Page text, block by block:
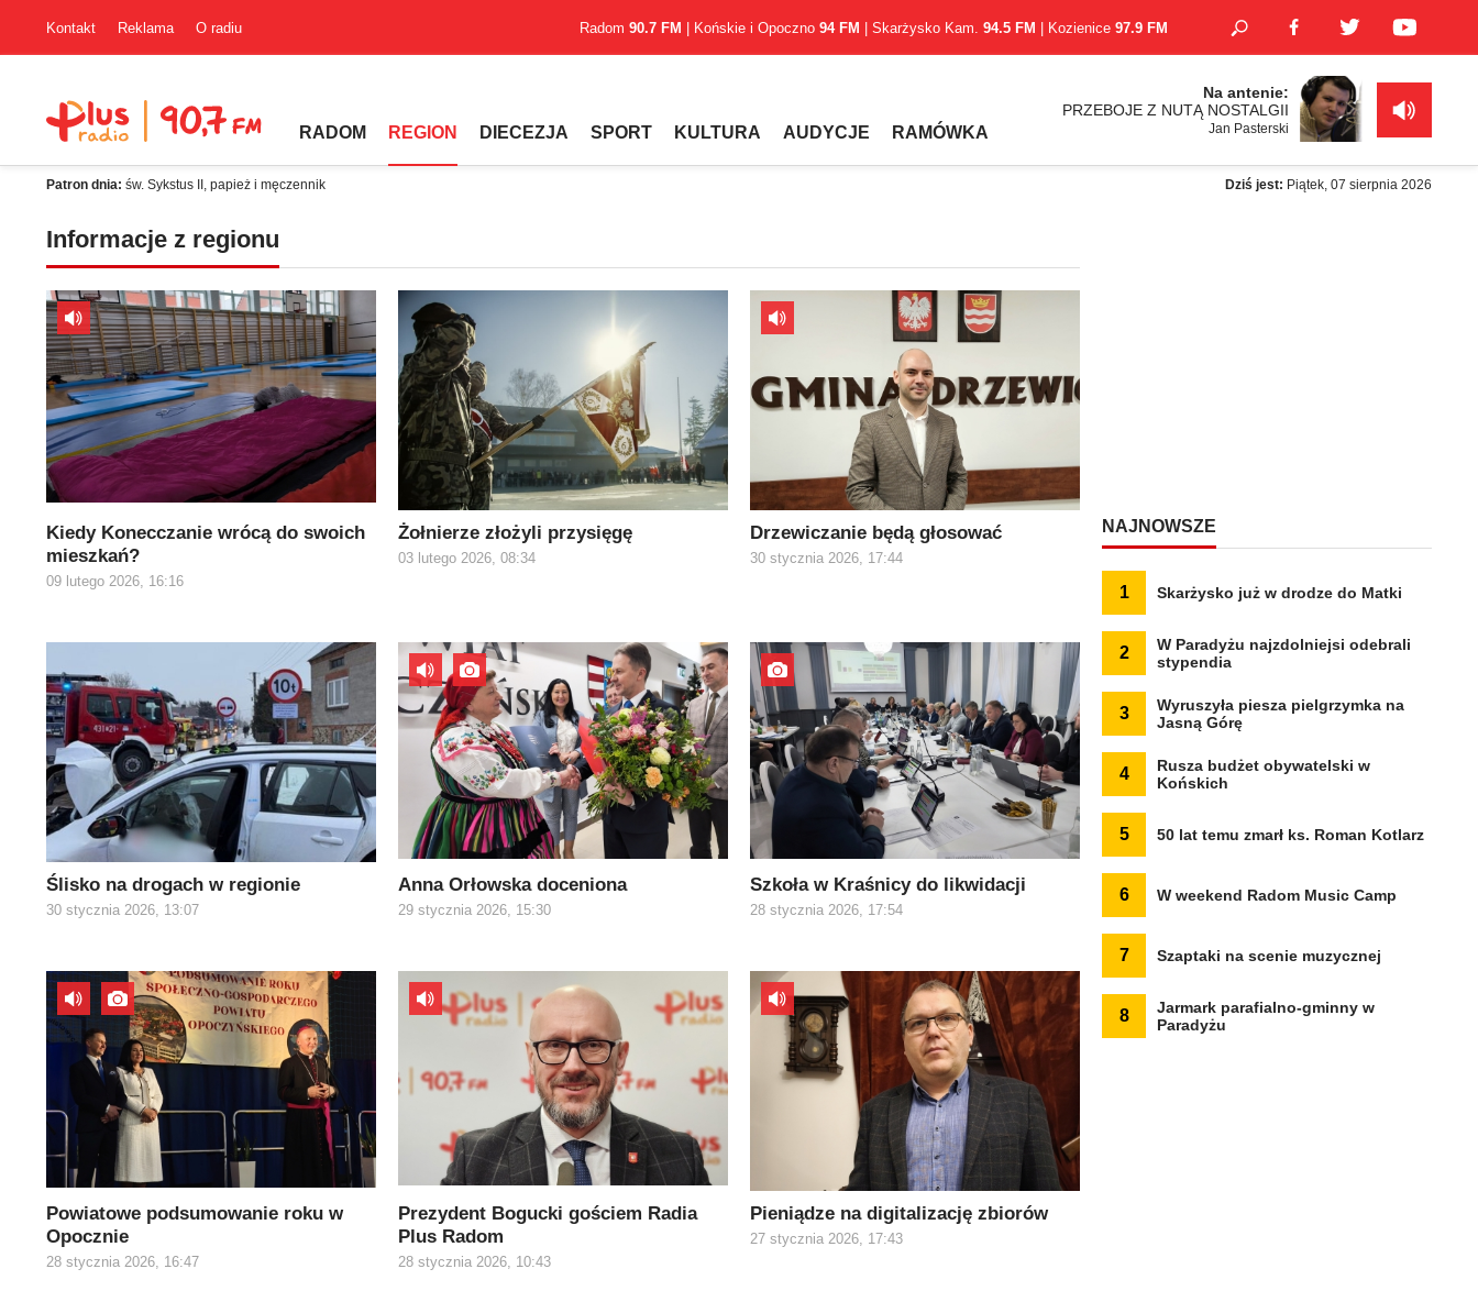
Kontakt Reklama O radiu Radom 90.7 FM | Końskie i Opoczno 94 FM | Skarżysko Kam. 94.5 FM | Kozienice 97.9 FM
RADOM REGION DIECEZJA SPORT KULTURA AUDYCJE RAMÓWKA
Na antenie:
PRZEBOJE Z NUTĄ NOSTALGII
Jan Pasterski
Patron dnia: św. Sykstus II, papież i męczennik Dziś jest: Piątek, 07 sierpnia 2026
Informacje z regionu
Kiedy Konecczanie wrócą do swoich
mieszkań?
09 lutego 2026, 16:16
Żołnierze złożyli przysięgę
03 lutego 2026, 08:34
Drzewiczanie będą głosować
30 stycznia 2026, 17:44
Ślisko na drogach w regionie
30 stycznia 2026, 13:07
Anna Orłowska doceniona
29 stycznia 2026, 15:30
Szkoła w Kraśnicy do likwidacji
28 stycznia 2026, 17:54
Powiatowe podsumowanie roku w
Opocznie
28 stycznia 2026, 16:47
Prezydent Bogucki gościem Radia
Plus Radom
28 stycznia 2026, 10:43
Pieniądze na digitalizację zbiorów
27 stycznia 2026, 17:43
NAJNOWSZE
1 Skarżysko już w drodze do Matki
2
W Paradyżu najzdolniejsi odebrali
stypendia
3
Wyruszyła piesza pielgrzymka na
Jasną Górę
4
Rusza budżet obywatelski w
Końskich
5 50 lat temu zmarł ks. Roman Kotlarz
6 W weekend Radom Music Camp
7 Szaptaki na scenie muzycznej
8
Jarmark parafialno-gminny w
Paradyżu